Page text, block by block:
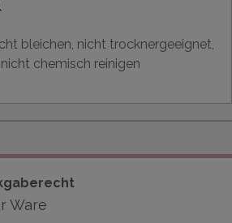
bleichen, nicht trocknergeeignet,
chemisch reinigen
Ware